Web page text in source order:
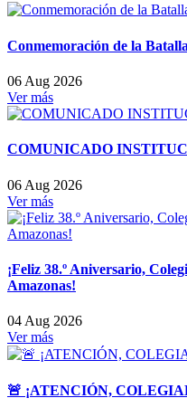
Conmemoración de la
06 Aug 2026
Ver más
COMUNICADO
06 Aug 2026
Ver más
¡Feliz 38.º Aniversario,
Amazonas!
04 Aug 2026
Ver más
🚨 ¡ATENCIÓN,